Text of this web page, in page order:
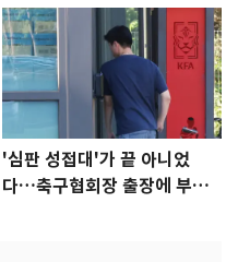
'심판 성접대'가 끝 아니었
다…축구협회장 출장에 부인